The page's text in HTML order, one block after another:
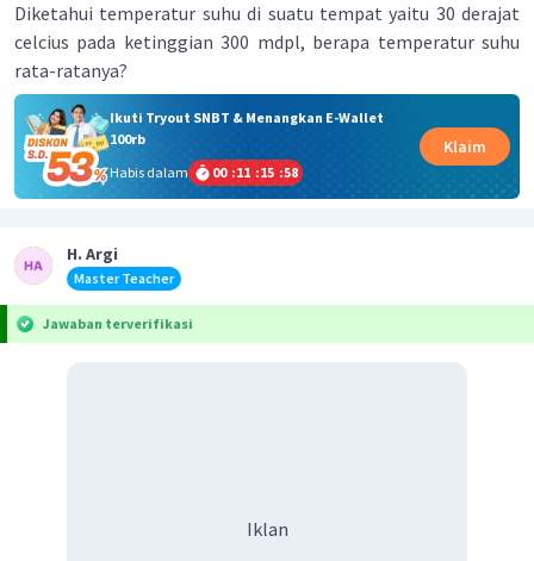
Diketahui temperatur suhu di suatu tempat yaitu 30 derajat
celcius pada ketinggian 300 mdpl, berapa temperatur suhu
rata-ratanya?
Ikuti Tryout SNBT & Menangkan E-Wallet
100rb
Habis dalam
00 :11 :15 :58
Klaim
H. Argi
Master Teacher
Jawaban terverifikasi
Iklan